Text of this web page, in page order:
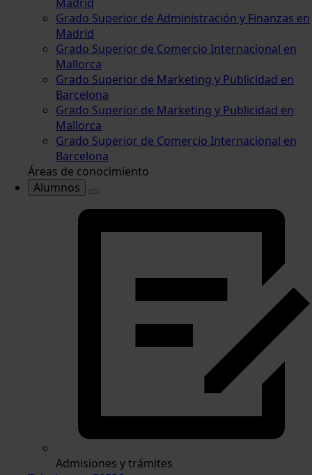
Grado Superior de Administración y Finanzas en
Madrid
Grado Superior de Comercio Internacional en
Mallorca
Grado Superior de Marketing y Publicidad en
Barcelona
Grado Superior de Marketing y Publicidad en
Mallorca
Grado Superior de Comercio Internacional en
Barcelona
Áreas de conocimiento
Alumnos
Admisiones y trámites